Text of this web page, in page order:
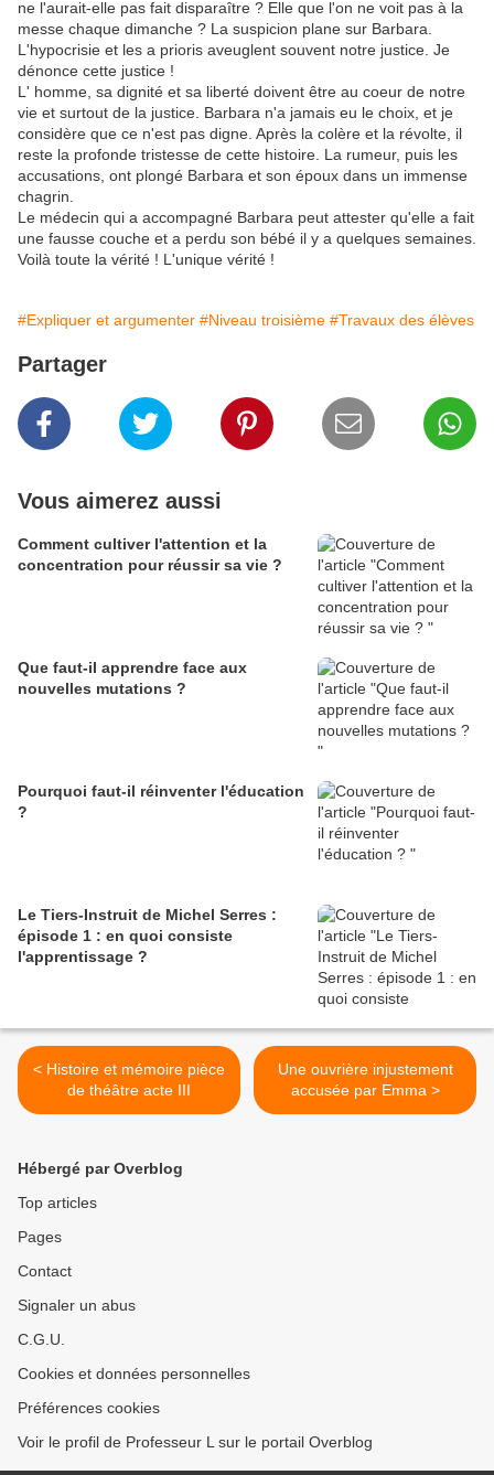
ne l'aurait-elle pas fait disparaître ? Elle que l'on ne voit pas à la
messe chaque dimanche ? La suspicion plane sur Barbara.
L'hypocrisie et les a prioris aveuglent souvent notre justice. Je
dénonce cette justice !
L' homme, sa dignité et sa liberté doivent être au coeur de notre
vie et surtout de la justice. Barbara n'a jamais eu le choix, et je
considère que ce n'est pas digne. Après la colère et la révolte, il
reste la profonde tristesse de cette histoire. La rumeur, puis les
accusations, ont plongé Barbara et son époux dans un immense
chagrin.
Le médecin qui a accompagné Barbara peut attester qu'elle a fait
une fausse couche et a perdu son bébé il y a quelques semaines.
Voilà toute la vérité ! L'unique vérité !
#Expliquer et argumenter #Niveau troisième #Travaux des élèves
Partager
Vous aimerez aussi
Comment cultiver l'attention et la
concentration pour réussir sa vie ?
Que faut-il apprendre face aux
nouvelles mutations ?
Pourquoi faut-il réinventer l'éducation
?
Le Tiers-Instruit de Michel Serres :
épisode 1 : en quoi consiste
l'apprentissage ?
< Histoire et mémoire pièce
de théâtre acte III
Une ouvrière injustement
accusée par Emma >
Hébergé par Overblog
Top articles
Pages
Contact
Signaler un abus
C.G.U.
Cookies et données personnelles
Préférences cookies
Voir le profil de Professeur L sur le portail Overblog